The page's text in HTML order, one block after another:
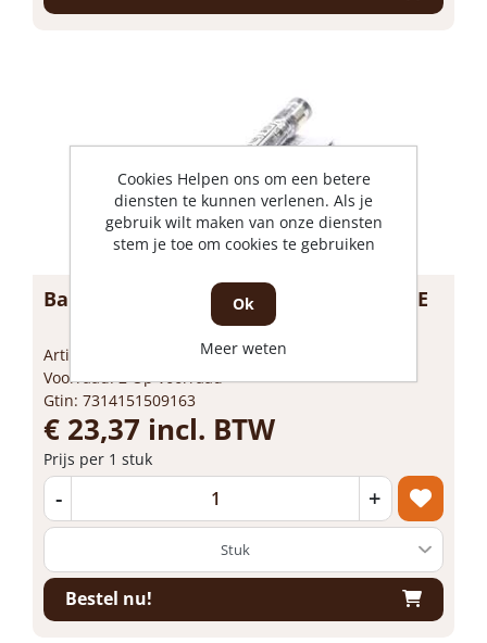
Bahco spanningzoeker m.clip 8045LVDE
Artikelnummer: 1620250
Voorraad: 2 Op voorraad
Gtin: 7314151509163
€ 23,37 incl. BTW
Prijs per 1 stuk
- +
Bestel nu!
Cookies Helpen ons om een betere
diensten te kunnen verlenen. Als je
gebruik wilt maken van onze diensten
stem je toe om cookies te gebruiken
Ok
Meer weten